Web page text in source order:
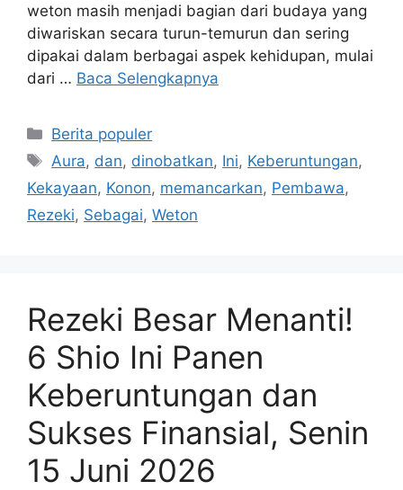
weton masih menjadi bagian dari budaya yang
diwariskan secara turun-temurun dan sering
dipakai dalam berbagai aspek kehidupan, mulai
dari … Baca Selengkapnya
Kategori
Berita populer
Tag
Aura, dan, dinobatkan, Ini, Keberuntungan,
Kekayaan, Konon, memancarkan, Pembawa,
Rezeki, Sebagai, Weton
Rezeki Besar Menanti!
6 Shio Ini Panen
Keberuntungan dan
Sukses Finansial, Senin
15 Juni 2026